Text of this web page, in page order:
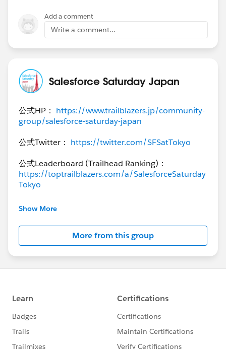
Add a comment
Write a comment...
Salesforce Saturday Japan
公式HP： https://www.trailblazers.jp/community-
group/salesforce-saturday-japan
公式Twitter： https://twitter.com/SFSatTokyo
公式Leaderboard (Trailhead Ranking)：
https://toptrailblazers.com/a/SalesforceSaturday
Tokyo
勉強会一覧：
dg
「Salesforceの勉強したいけど平日はなかなか時間
が取れない」、「Trailheadのスコアを伸ばしたいけ
ど、どうしてもコンプリートできないモジュールが
土曜日にSalesforceの勉強をしたいみなさんを繋げ
て一緒に盛り上がることがミッションです。これか
ら勉強をはじめようと思っているあなたも、自宅や
カフェで勉強するのが好きなあなたも、たまの土曜
日に集まっていっしょに勉強しませんか？
Show More
More from this group